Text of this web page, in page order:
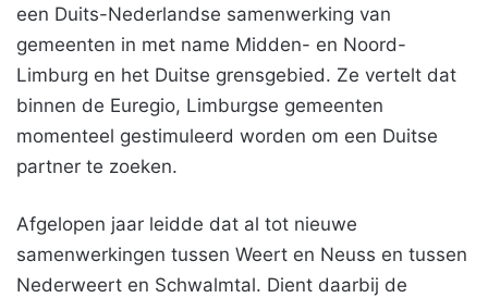
een Duits-Nederlandse samenwerking van
gemeenten in met name Midden- en Noord-
Limburg en het Duitse grensgebied. Ze vertelt dat
binnen de Euregio, Limburgse gemeenten
momenteel gestimuleerd worden om een Duitse
partner te zoeken.
Afgelopen jaar leidde dat al tot nieuwe
samenwerkingen tussen Weert en Neuss en tussen
Nederweert en Schwalmtal. Dient daarbij de